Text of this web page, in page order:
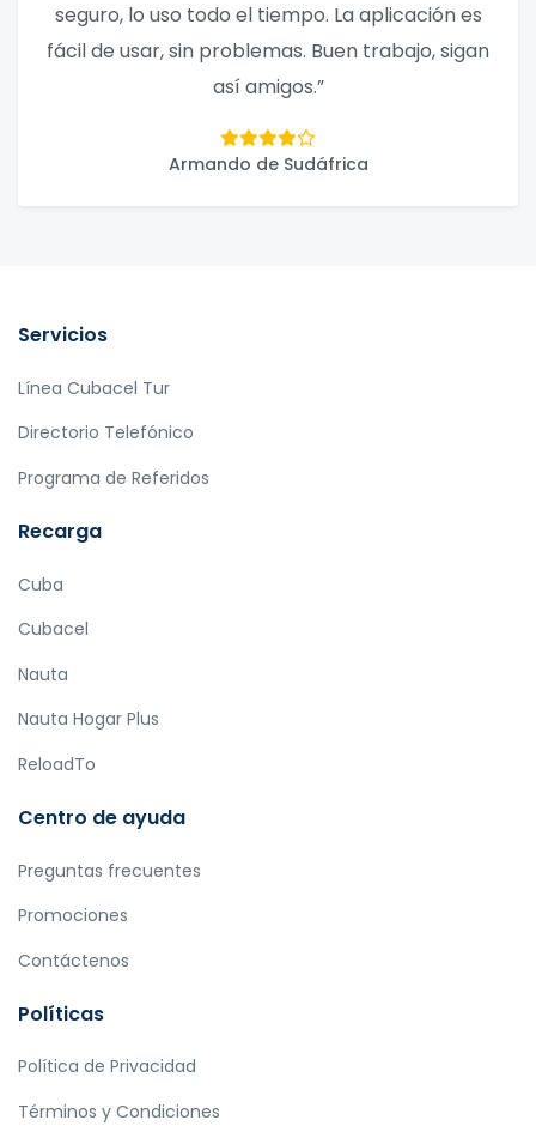
seguro, lo uso todo el tiempo. La aplicación es
fácil de usar, sin problemas. Buen trabajo, sigan
así amigos.”
Armando de Sudáfrica
Servicios
Línea Cubacel Tur
Directorio Telefónico
Programa de Referidos
Recarga
Cuba
Cubacel
Nauta
Nauta Hogar Plus
ReloadTo
Centro de ayuda
Preguntas frecuentes
Promociones
Contáctenos
Políticas
Política de Privacidad
Términos y Condiciones